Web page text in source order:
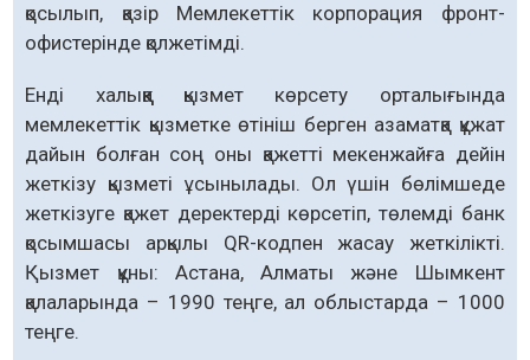
қосылып, қазір Мемлекеттік корпорация фронт-
офистерінде қолжетімді.
Енді халыққа қызмет көрсету орталығында
мемлекеттік қызметке өтініш берген азаматқа құжат
дайын болған соң оны қажетті мекенжайға дейін
жеткізу қызметі ұсынылады. Ол үшін бөлімшеде
жеткізуге қажет деректерді көрсетіп, төлемді банк
қосымшасы арқылы QR-кодпен жасау жеткілікті.
Қызмет құны: Астана, Алматы және Шымкент
қалаларында – 1990 теңге, ал облыстарда – 1000
теңге.